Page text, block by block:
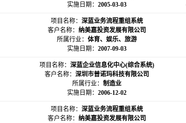
实施日期： 2005-03-03
项目名称： 深蓝业务流程重组系统
客户名称： 纳美嘉投资发展有限公司
所属行业： 体育、娱乐、旅游
实施日期： 2007-09-03
项目名称： 深蓝企业信息化中心(综合系统)
客户名称： 深圳市普诺玛科技有限公司
所属行业： 制造业
实施日期： 2006-12-02
项目名称： 深蓝业务流程重组系统
客户名称： 纳美嘉投资发展有限公司